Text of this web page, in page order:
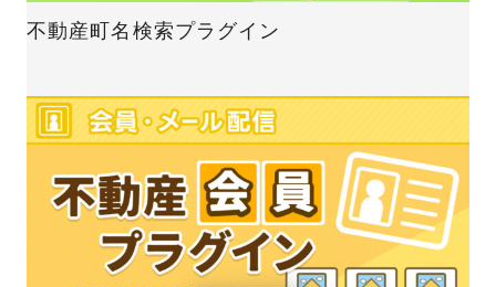
不動産町名検索プラグイン